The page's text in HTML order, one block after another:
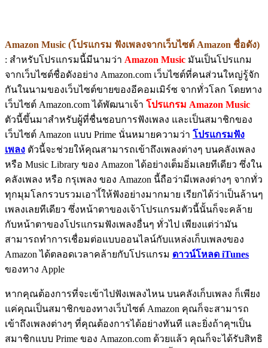
Amazon Music (โปรแกรม ฟังเพลงจากเว็บไซต์ Amazon ชื่อดัง)
: สำหรับโปรแกรมนี้มีนามว่า Amazon Music มันเป็นโปรแกม
จากเว็บไซต์ชื่อดังอย่าง Amazon.com เว็บไซต์ที่คนส่วนใหญ่รู้จัก
กันในนามของเว็บไซต์ขายของอีคอมเมิร์ซ จากทั่วโลก โดยทาง
เว็บไซต์ Amazon.com ได้พัฒนาเจ้า โปรแกรม Amazon Music
ตัวนี้ขึ้นมาสำหรับผู้ที่ชื่นชอบการฟังเพลง และเป็นสมาชิกของ
เว็บไซต์ Amazon แบบ Prime นั่นหมายความว่า โปรแกรมฟัง
เพลง ตัวนี้จะช่วยให้คุณสามารถเข้าถึงเพลงต่างๆ บนคลังเพลง
หรือ Music Library ของ Amazon ได้อย่างเต็มอิ่มเลยทีเดียว ซึ่งใน
คลังเพลง หรือ กรุเพลง ของ Amazon นี้ถือว่ามีเพลงต่างๆ จากทั่ว
ทุกมุมโลกรวบรวมเอาไ้ให้ฟังอย่างมากมาย เรียกได้ว่าเป็นล้านๆ
เพลงเลยทีเดียว ซึ่งหน้าตาของเจ้าโปรแกรมตัวนี้นั้นก็จะคล้าย
กับหน้าตาของโปรแกรมฟังเพลงอื่นๆ ทั่วไป เพียงแต่ว่ามัน
สามารถทำการเชื่อมต่อแบบออนไลน์กับแหล่งเก็บเพลงของ
Amazon ได้ตลอดเวลาคล้ายกับโปรแกรม ดาวน์โหลด iTunes
ของทาง Apple
หากคุณต้องการที่จะเข้าไปฟังเพลงไหน บนคลังเก็บเพลง ก็เพียง
แค่คุณเป็นสมาชิกของทางเว็บไซต์ Amazon คุณก็จะสามารถ
เข้าถึงเพลงต่างๆ ที่คุณต้องการได้อย่างทันที และยิ่งถ้าคุฯเป็น
สมาชิกแบบ Prime ของ Amazon.com ด้วยแล้ว คุณก็จะได้รับสิทธิ